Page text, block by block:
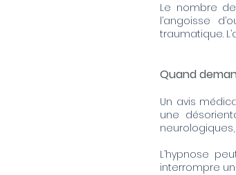
Le nombre
l’angoisse
traumatique.
Quand
Un avis
une
L’hypnose
interrompre